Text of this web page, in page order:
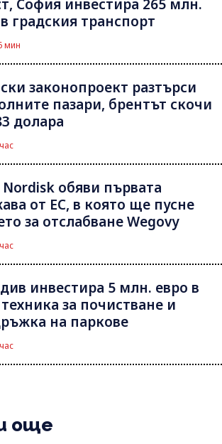
София инвестира 265 млн.
градския транспорт
мин
законопроект разтърси
пазари, брентът скочи
долара
Nordisk обяви първата
от ЕС, в която ще пусне
за отслабване Wegovy
инвестира 5 млн. евро в
за почистване и
на паркове
още